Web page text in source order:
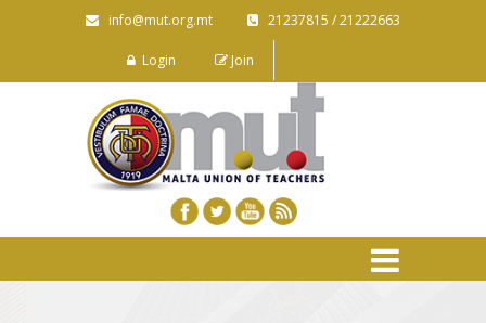
info@mut.org.mt 21237815 / 21222663
Login Join